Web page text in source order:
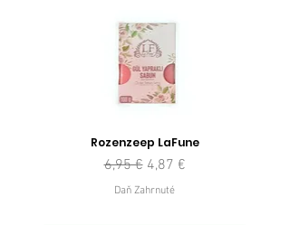
Rozenzeep LaFune
Normálna cena
6,95 € Zľavnená cena
4,87 €
Daň Zahrnuté